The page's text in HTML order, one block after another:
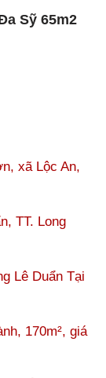
Sỹ 65m2
xã Lộc An,
TT. Long
Lê Duẩn Tại
170m², giá